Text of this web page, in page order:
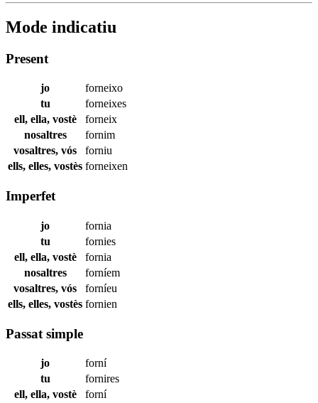
Mode indicatiu
Present
jo
forneixo
tu
forneixes
ell, ella, vostè
forneix
nosaltres
fornim
vosaltres, vós
forniu
ells, elles, vostès forneixen
Imperfet
jo
fornia
tu
fornies
ell, ella, vostè
fornia
nosaltres
forníem
vosaltres, vós
forníeu
ells, elles, vostès fornien
Passat simple
jo
forní
tu
fornires
ell, ella, vostè
forní